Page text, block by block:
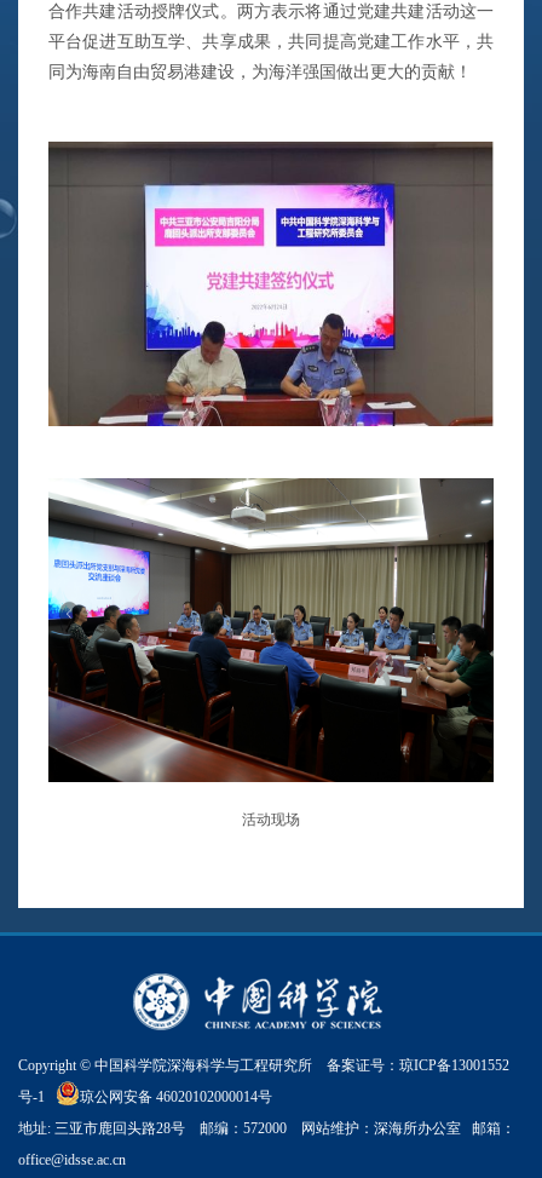
合作共建活动授牌仪式。 两方表示将通过党建共建活动这一
平台促进互助互学、共享成果，共同提高党建工作水平，共
同为海南自由贸易港建设，为海洋强国做出更大的贡献！
活动现场
Copyright © 中国科学院深海科学与工程研究所 备案证号： 琼ICP备13001552
号-1
琼公网安备 46020102000014号
地址: 三亚市鹿回头路28号 邮编：572000 网站维护：深海所办公室 邮箱：
office@idsse.ac.cn